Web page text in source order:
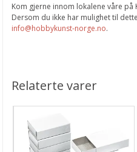
Kom gjerne innom lokalene våre på
Dersom du ikke har mulighet til
info@hobbykunst-norge.no.
Relaterte varer